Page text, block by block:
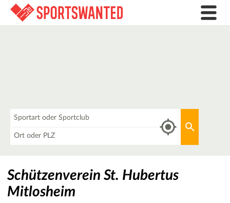
Schützenverein St. Hubertus
Mitlosheim